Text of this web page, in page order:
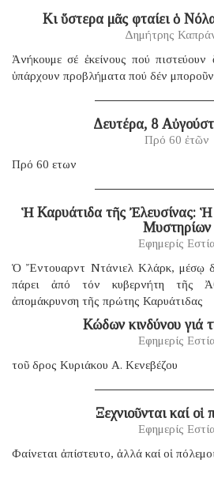
Κι ὕστερα μᾶς φταίει ὁ
Δημήτρης
Ἀνήκουμε σέ ἐκείνους πού
ὑπάρχουν προβλήματα πού δέν
Δευτέρα, 8
Πρό 60 ἐτῶν
Πρό 60 ετων
Ἡ Καρυάτιδα τῆς Ἐλευσίνας: Ἡ
Μυστηρίων
Εφημερίς
Ὁ Ἔντουαρντ Ντάνιελ Κλάρκ, μέσῳ
πάρει ἀπό τόν κυβερνήτη τῆς
ἀπομάκρυνση τῆς πρώτης Καρυάτιδας
Κώδων κινδύνου γιά
Εφημερίς
τοῦ δρος Κυριάκου Α. Κενεβέζου
Ξεχνιοῦνται καί οἱ
Εφημερίς
Φαίνεται ἀπίστευτο, ἀλλά καί οἱ